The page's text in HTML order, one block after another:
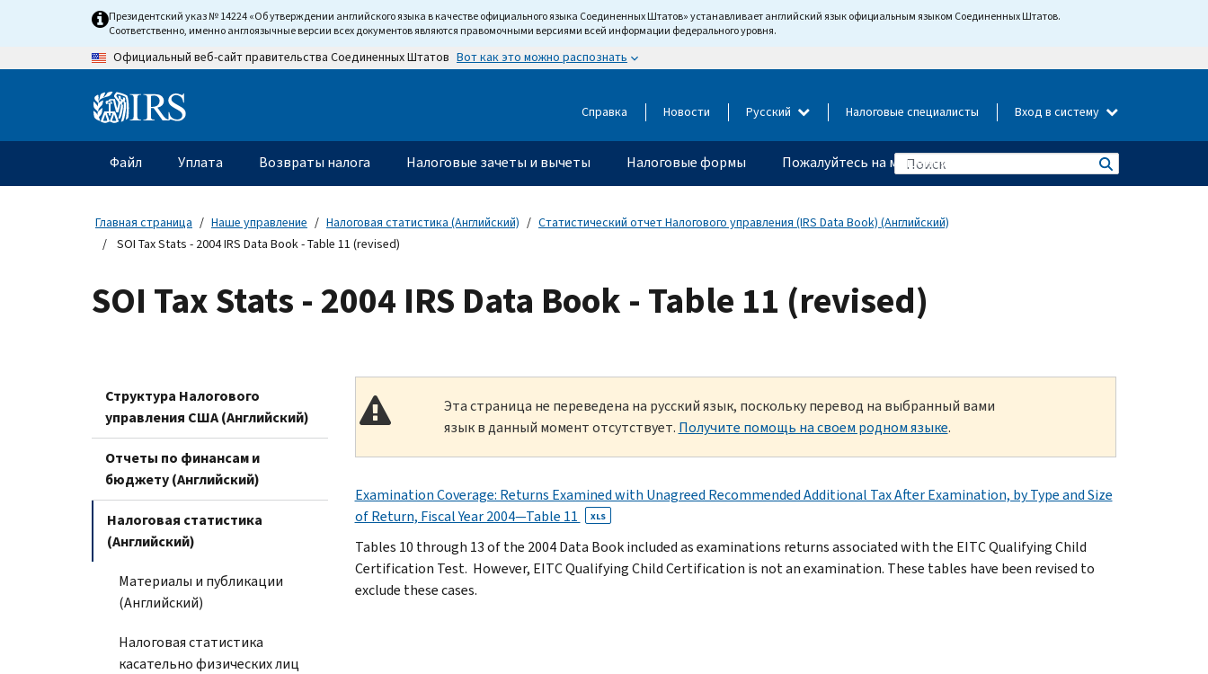
content
Президентский указ № 14224 «Об утверждении английского языка в качестве официального языка Соединенных Штатов» устанавливает английский язык официальным языком Соединенных Штатов.
Соответственно, именно англоязычные версии всех документов являются правомочными версиями всей информации федерального уровня.
Официальный веб-сайт правительства Соединенных Штатов Вот как это можно распознать
Information Справка Новости Русский Налоговые специалисты Вход в систему
Главное
меню
Файл Уплата Возвраты налога Налоговые зачеты и вычеты Налоговые формы Пожалуйтесь на мошенничество
Главная страница Наше управление Налоговая статистика (Английский)
Статистический отчет Налогового управления (IRS Data Book) (Английский)
SOI Tax Stats - 2004 IRS Data Book - Table 11 (revised)
SOI Tax Stats - 2004 IRS Data Book - Table 11 (revised)
Структура Налогового
управления США (Английский)
Отчеты по финансам и
бюджету (Английский)
Налоговая статистика
(Английский)
Материалы и публикации
(Английский)
Налоговая статистика
касательно физических лиц
Эта страница не переведена на русский язык, поскольку перевод на выбранный вами
язык в данный момент отсутствует. Получите помощь на своем родном языке.
Examination Coverage: Returns Examined with Unagreed Recommended Additional Tax After Examination, by Type and Size
of Return, Fiscal Year 2004—Table 11
XLS
Tables 10 through 13 of the 2004 Data Book included as examinations returns associated with the EITC Qualifying Child
Certification Test. However, EITC Qualifying Child Certification is not an examination. These tables have been revised to
exclude these cases.